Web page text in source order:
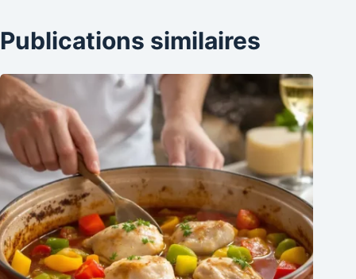
Publications similaires